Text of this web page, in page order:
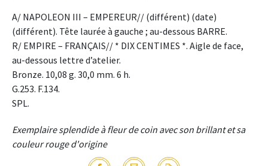
A/ NAPOLEON III – EMPEREUR// (différent) (date)
(différent). Tête laurée à gauche ; au-dessous BARRE.
R/ EMPIRE – FRANÇAIS// * DIX CENTIMES *. Aigle de face,
au-dessous lettre d’atelier.
Bronze. 10,08 g. 30,0 mm. 6 h.
G.253. F.134.
SPL.
Exemplaire splendide à fleur de coin avec son brillant et sa
couleur rouge d'origine